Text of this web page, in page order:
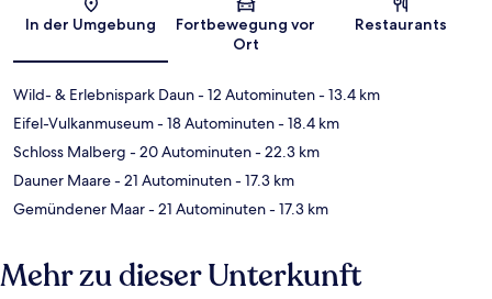
Karte
In der Umgebung
Fortbewegung vor
Ort
Restaurants
Wild- & Erlebnispark Daun- 12 Autominuten- 13.4 km
Eifel-Vulkanmuseum- 18 Autominuten- 18.4 km
Schloss Malberg - 20 Autominuten- 22.3 km
Dauner Maare- 21 Autominuten- 17.3 km
Gemündener Maar- 21 Autominuten- 17.3 km
Mehr zu dieser Unterkunft